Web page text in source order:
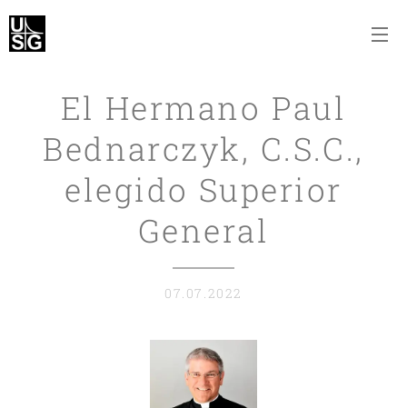
El Hermano Paul
Bednarczyk, C.S.C.,
elegido Superior
General
07.07.2022